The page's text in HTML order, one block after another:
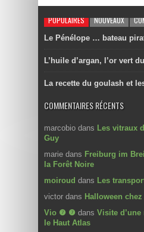
POPULAIRES NOUVEAUX
Le Pénélope … bateau
L’huile d’argan, l’or vert
La recette du goulash et
COMMENTAIRES RÉCENTS
marcobio dans Les vitraux
Guy
marie dans Freiburg im
la Forêt Noire
moiroud dans Les
victor dans Halloween
Vio ❼ ❼ dans Visite
le Haut Atlas